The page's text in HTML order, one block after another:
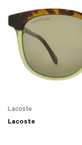
Lacoste
Lacoste